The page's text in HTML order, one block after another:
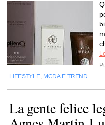
LIFESTYLE, MODA E TREND
La gente felice